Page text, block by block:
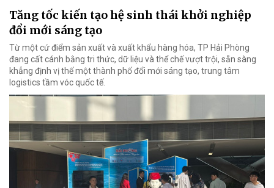
Tăng tốc kiến tạo hệ sinh thái khởi nghiệp
đổi mới sáng tạo
Từ một cứ điểm sản xuất và xuất khẩu hàng hóa, TP Hải Phòng
đang cất cánh bằng tri thức, dữ liệu và thể chế vượt trội, sẵn sàng
khẳng định vị thế một thành phố đổi mới sáng tạo, trung tâm
logistics tầm vóc quốc tế.